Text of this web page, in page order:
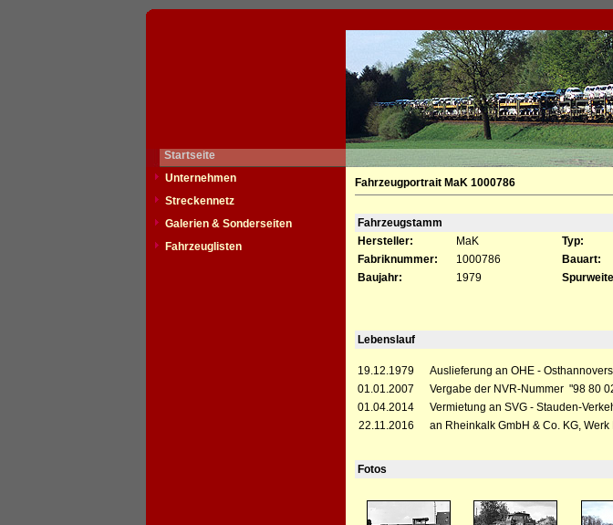
Startseite
Unternehmen
Streckennetz
Galerien & Sonderseiten
Fahrzeuglisten
Fahrzeugportrait MaK 1000786
Fahrzeugstamm
Hersteller:
MaK Typ:
Fabriknummer:
1000786 Bauart:
Baujahr:
1979
Lebenslauf
19.12.1979
Auslieferung an OHE -
01.01.2007
Vergabe der NVR-Nummer "98 80
01.04.2014
Vermietung an SVG - Stauden-
22.11.2016
an Rheinkalk GmbH & Co. KG,
Fotos